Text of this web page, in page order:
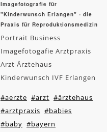
Imagefotografie für
"Kinderwunsch Erlangen" - die
Praxis für Reproduktionsmedizin
Portrait Business
Imagefotogafie Arztpraxis
Arzt Ärztehaus
Kinderwunsch IVF Erlangen
#aerzte #arzt #ärztehaus
#arztpraxis #babies
#baby #bayern